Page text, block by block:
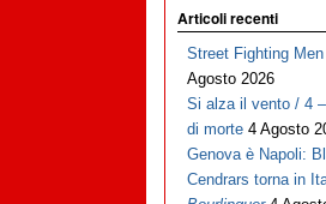
Articoli recenti
Street Fighting Men
Agosto 2026
Si alza il vento / 4
di morte 4 Agosto
Genova è Napoli:
Cendrars torna in